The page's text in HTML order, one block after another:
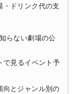
・ドリンク代の支
らない劇場の公
で見るイベント予
向とジャンル別の